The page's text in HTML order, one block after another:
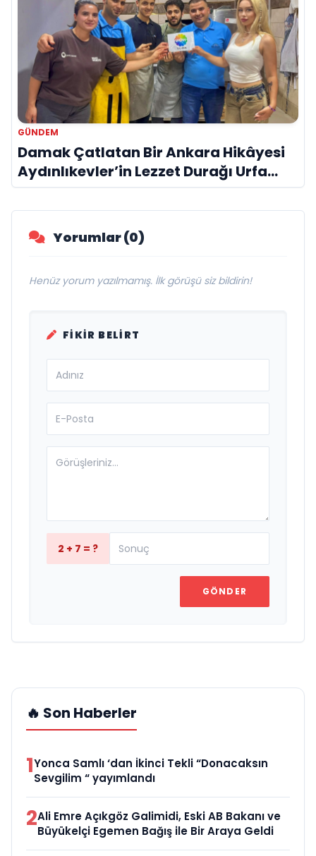
GÜNDEM
Damak Çatlatan Bir Ankara Hikâyesi
Aydınlıkevler’in Lezzet Durağı Urfa
Damak
Yorumlar (0)
Henüz yorum yazılmamış. İlk görüşü siz bildirin!
FIKIR BELIRT
2 + 7 = ?
GÖNDER
🔥 Son Haberler
1Yonca Samlı ‘dan İkinci Tekli “Donacaksın
Sevgilim “ yayımlandı
2Ali Emre Açıkgöz Galimidi, Eski AB Bakanı ve
Büyükelçi Egemen Bağış ile Bir Araya Geldi